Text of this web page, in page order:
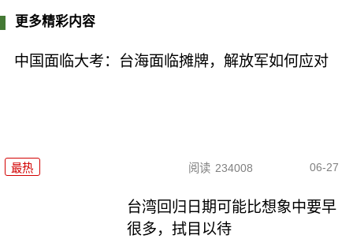
更多精彩内容
中国面临大考：台海面临摊牌，解放军如何应对
最热 阅读 234008 06-27
台湾回归日期可能比想象中要早
很多，拭目以待